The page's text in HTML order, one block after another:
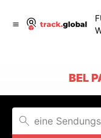
BEL